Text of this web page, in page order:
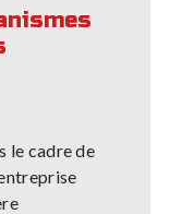
le cadre de